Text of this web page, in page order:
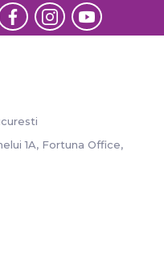
1A, Fortuna Office,